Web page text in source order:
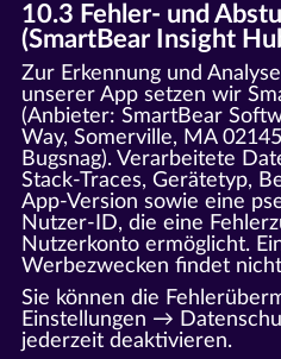
10.3 Fehler- und
(SmartBear Insight
Zur Erkennung und
unserer App setzen wir
(Anbieter: SmartBear
Way, Somerville, MA
Bugsnag). Verarbeitete
Stack-Traces, Gerätetyp,
App-Version sowie eine
Nutzer-ID, die eine
Nutzerkonto ermöglicht.
Werbezwecken findet
Sie können die
Einstellungen →
jederzeit deaktivieren.